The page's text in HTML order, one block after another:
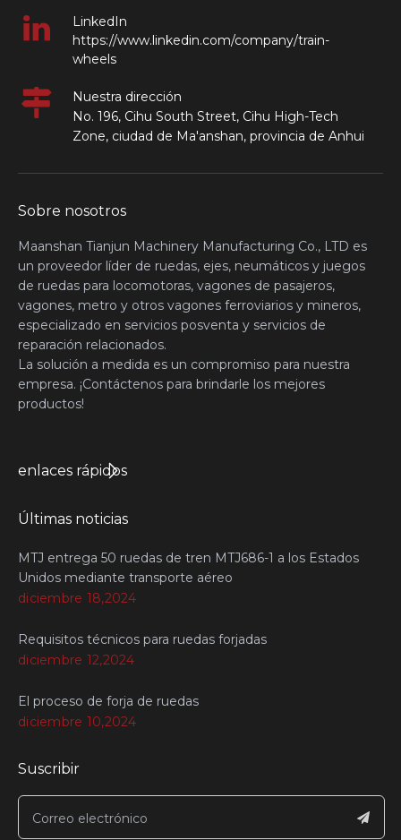
LinkedIn
https://www.linkedin.com/company/train-
wheels
Nuestra dirección
No. 196, Cihu South Street, Cihu High-Tech
Zone, ciudad de Ma'anshan, provincia de Anhui
Sobre nosotros
Maanshan Tianjun Machinery Manufacturing Co., LTD es
un proveedor líder de ruedas, ejes, neumáticos y juegos
de ruedas para locomotoras, vagones de pasajeros,
vagones, metro y otros vagones ferroviarios y mineros,
especializado en servicios posventa y servicios de
reparación relacionados.
La solución a medida es un compromiso para nuestra
empresa. ¡Contáctenos para brindarle los mejores
productos!
enlaces rápidos
Últimas noticias
MTJ entrega 50 ruedas de tren MTJ686-1 a los Estados
Unidos mediante transporte aéreo
diciembre 18,2024
Requisitos técnicos para ruedas forjadas
diciembre 12,2024
El proceso de forja de ruedas
diciembre 10,2024
Suscribir